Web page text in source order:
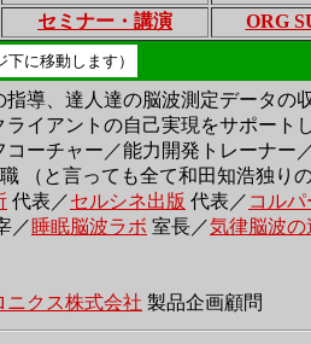
セミナー・講演
ORG
下に移動します）
指導、達人達の脳波測定データの
イアントの自己実現をサポート
コーチャー／能力開発トレーナー
（と言っても全て和田知浩独り
代表／セルシネ出版 代表／ コル
／ 睡眠脳波ラボ 室長／気律脳波
ニクス株式会社 製品企画顧問